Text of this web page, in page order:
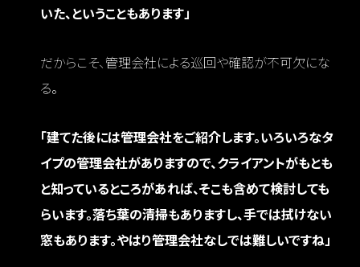
いた、ということもあります」
だからこそ、管理会社による巡回や確認が不可欠にな
る。
「建てた後には管理会社をご紹介します。いろいろなタ
イプの管理会社がありますので、クライアントがもとも
と知っているところがあれば、そこも含めて検討しても
らいます。落ち葉の清掃もありますし、手では拭けない
窓もあります。やはり管理会社なしでは難しいですね」